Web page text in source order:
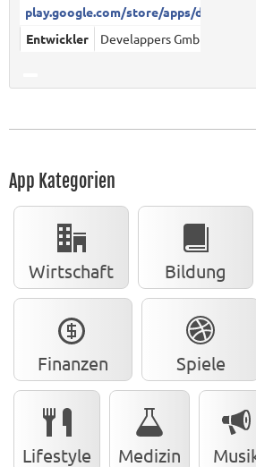
play.google.com/store/apps/det...
Entwickler
Develappers GmbH
App Kategorien
Wirtschaft Bildung
Finanzen Spiele
Lifestyle Medizin